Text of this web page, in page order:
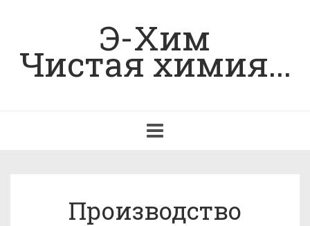
Э-Хим
Чистая химия...
navigation
Производство